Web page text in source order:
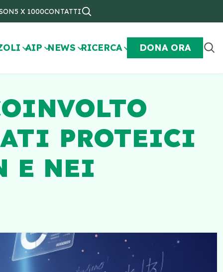
5 X 1000CONTATTI
AIP NEWS RICERCA DONA ORA
PROTEICI
E NEI